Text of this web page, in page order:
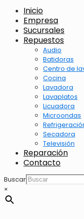
Inicio
Empresa
Sucursales
Repuestos
Audio
Batidoras
Centro de
Cocina
Lavadora
Lavaplatos
Licuadora
Microondas
Secadora
Televisión
Reparación
Contacto
Buscar
×